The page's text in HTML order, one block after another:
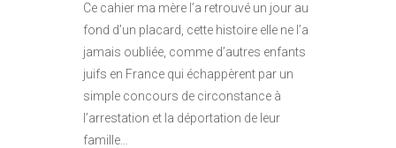
Ce cahier ma mère l’a retrouvé un jour au
fond d’un placard, cette histoire elle ne l’a
jamais oubliée, comme d’autres enfants
juifs en France qui échappèrent par un
simple concours de circonstance à
l’arrestation et la déportation de leur
famille…